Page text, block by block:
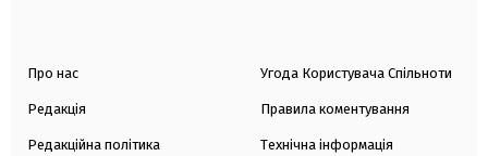
Про нас
Редакція
Редакційна політика
Угода Користувача Спільноти
Правила коментування
Технічна інформація